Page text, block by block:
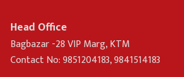
Head Office
Bagbazar -28 VIP Marg, KTM
Contact No: 9851204183, 9841514183